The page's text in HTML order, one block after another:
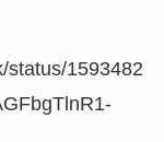
status/1593482